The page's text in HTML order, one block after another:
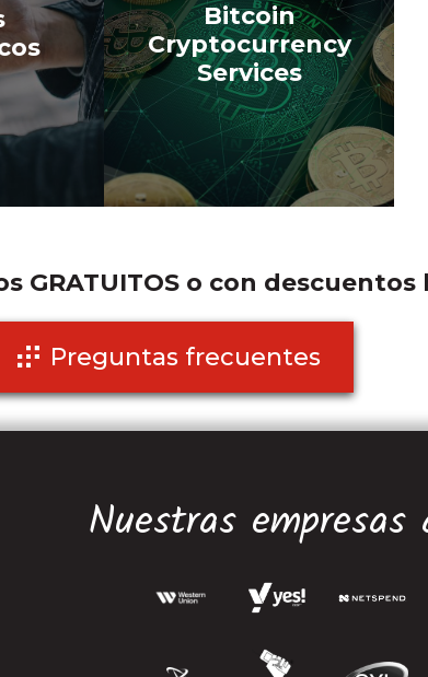
Bitcoin
Cryptocurrency
Services
GRATUITOS o con descuentos
Preguntas frecuentes
Nuestras empresas